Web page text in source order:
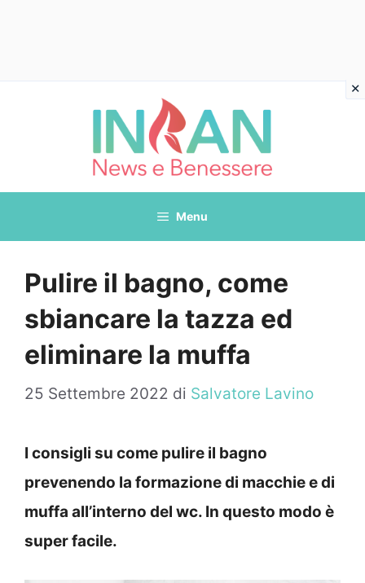
Menu
Pulire il bagno, come
sbiancare la tazza ed
eliminare la muffa
25 Settembre 2022 di Salvatore Lavino
I consigli su come pulire il bagno
prevenendo la formazione di macchie e di
muffa all’interno del wc. In questo modo è
super facile.